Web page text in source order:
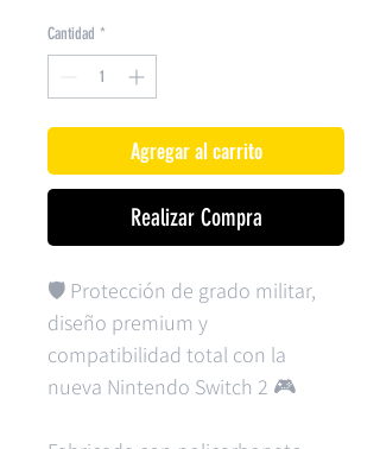
Cantidad *
Agregar al carrito
Realizar Compra
🛡️ Protección de grado militar,
diseño premium y
compatibilidad total con la
nueva Nintendo Switch 2 🎮